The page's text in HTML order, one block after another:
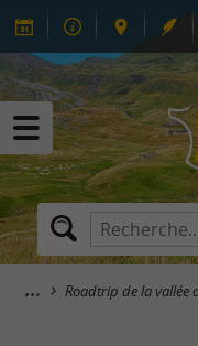
Roadtrip de la vallée